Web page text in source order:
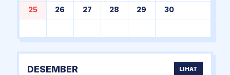
25 26 27 28 29 30
DESEMBER LIHAT